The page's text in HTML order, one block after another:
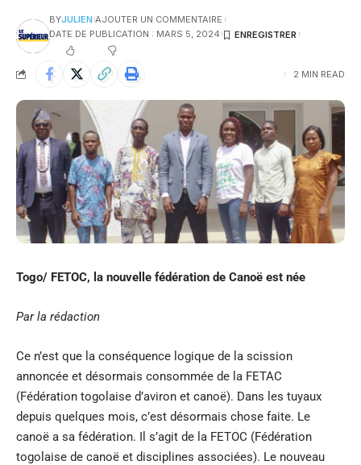
BYJULIEN AJOUTER UN COMMENTAIRE
DATE DE PUBLICATION : MARS 5, 2024
2 MIN READ
Togo/ FETOC, la nouvelle fédération de Canoë est née
Par la rédaction
Ce n’est que la conséquence logique de la scission
annoncée et désormais consommée de la FETAC
(Fédération togolaise d’aviron et canoë). Dans les tuyaux
depuis quelques mois, c’est désormais chose faite. Le
canoë a sa fédération. Il s’agit de la FETOC (Fédération
togolaise de canoë et disciplines associées). Le nouveau